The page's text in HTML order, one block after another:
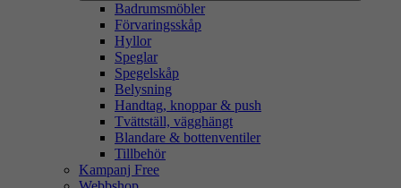
Badrumsmöbler
Förvaringsskåp
Hyllor
Speglar
Spegelskåp
Belysning
Handtag, knoppar & push
Tvättställ, vägghängt
Blandare & bottenventiler
Tillbehör
Kampanj Free